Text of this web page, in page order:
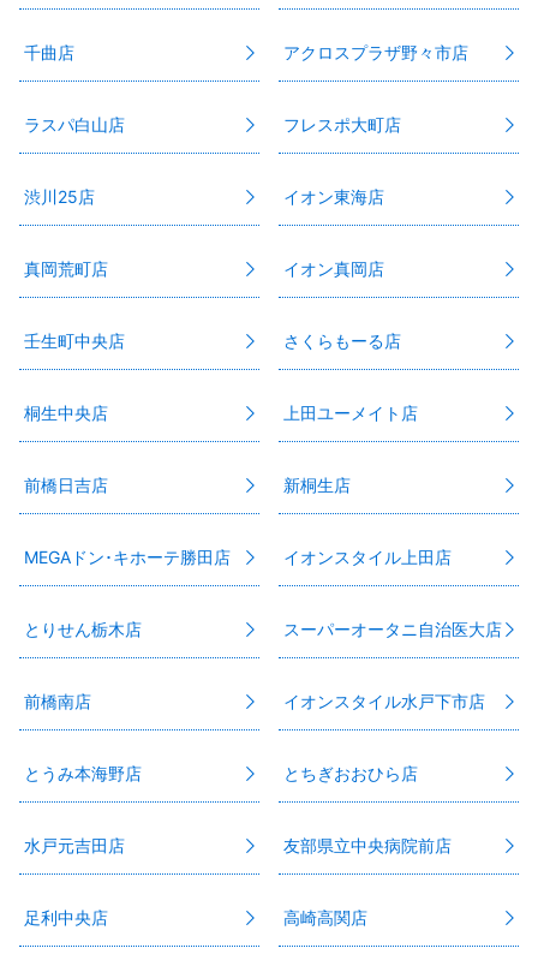
千曲店 アクロスプラザ野々市店
ラスパ白山店 フレスポ大町店
渋川25店 イオン東海店
真岡荒町店 イオン真岡店
壬生町中央店 さくらもーる店
桐生中央店 上田ユーメイト店
前橋日吉店 新桐生店
MEGAドン･キホーテ勝田店 イオンスタイル上田店
とりせん栃木店 スーパーオータニ自治医大店
前橋南店 イオンスタイル水戸下市店
とうみ本海野店 とちぎおおひら店
水戸元吉田店 友部県立中央病院前店
足利中央店 高崎高関店